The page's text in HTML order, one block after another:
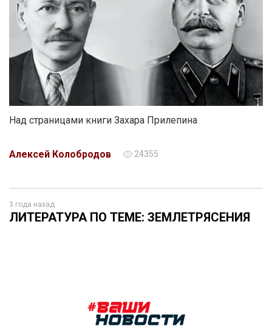
Над страницами книги Захара Прилепина
Алексей Колобродов 24355
3 года назад
ЛИТЕРАТУРА ПО ТЕМЕ: ЗЕМЛЕТРЯСЕНИЯ